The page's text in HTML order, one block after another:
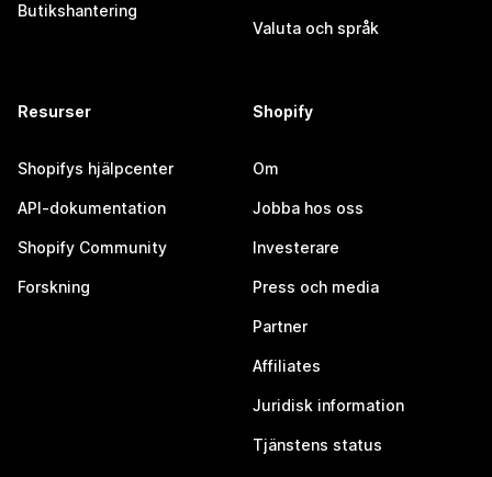
Butikshantering
Valuta och språk
Resurser
Shopifys hjälpcenter
API-dokumentation
Shopify Community
Forskning
Shopify
Om
Jobba hos oss
Investerare
Press och media
Partner
Affiliates
Juridisk information
Tjänstens status